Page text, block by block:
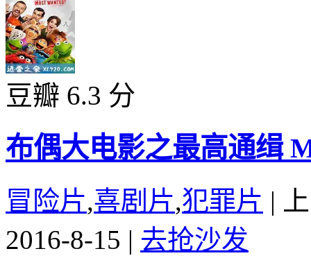
豆瓣 6.3 分
布偶大电影之最高通缉
冒险片,喜剧片,犯罪片 |
2016-8-15 | 去抢沙发